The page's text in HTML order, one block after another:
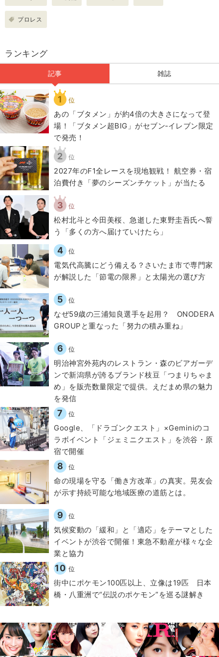
プロレス
ランキング
記事 雑誌
1 位
あの「ブタメン」が約4倍の大きさになって登
場！「ブタメン超BIG」がセブン‐イレブン限定
で発売！
2 位
2027年のF1全レースを現地観戦！ 航空券・宿
泊費付き「夢のシーズンチケット」が当たる
3 位
松村北斗と今田美桜、急逝した東野圭吾氏へ誓
う「多くの方へ届けていけたら」
4 位
電気代高騰にどう備える？さいたま市で専門家
が解説した「節電の限界」と太陽光の選び方
5 位
なぜ59歳の三浦知良選手を起用？ ONODERA
GROUPと重なった「努力の積み重ね」
6 位
明治神宮外苑内のレストラン・森のビアガーデ
ンで新潟県が誇るブランド枝豆「つまりちゃま
め」を販売数量限定で提供。えだまめ県の魅力
を発信
7 位
Google、「ドラゴンクエスト」×Geminiのコ
ラボイベント「ジェミニクエスト」を渋谷・原
宿で開催
8 位
​命の現場を守る「働き方改革」の真実。晃友会
が示す持続可能な地域医療の道筋とは。
9 位
気候変動の「緩和」と「適応」をテーマとした
イベントが渋谷で開催！東急不動産が様々な企
業と協力
10 位
街中にポケモン100匹以上、立像は19匹 日本
橋・八重洲で“伝説のポケモン”を巡る謎解き